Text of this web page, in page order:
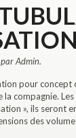
Admin.
pour concept
la compagnie.
», ils seront
des